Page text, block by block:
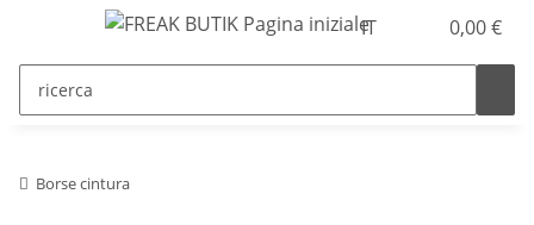
IT 0,00 €
Borse cintura